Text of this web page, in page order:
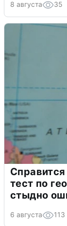
8 августа 35
тест по
стыдно
6 августа 113